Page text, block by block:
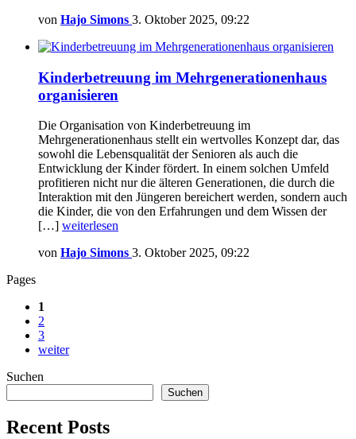
von Hajo Simons 3. Oktober 2025, 09:22
Kinderbetreuung im Mehrgenerationenhaus
organisieren
Die Organisation von Kinderbetreuung im
Mehrgenerationenhaus stellt ein wertvolles Konzept dar, das
sowohl die Lebensqualität der Senioren als auch die
Entwicklung der Kinder fördert. In einem solchen Umfeld
profitieren nicht nur die älteren Generationen, die durch die
Interaktion mit den Jüngeren bereichert werden, sondern auch
die Kinder, die von den Erfahrungen und dem Wissen der
[…] weiterlesen
von Hajo Simons 3. Oktober 2025, 09:22
Pages
1
2
3
weiter
Suchen
Suchen
Recent Posts